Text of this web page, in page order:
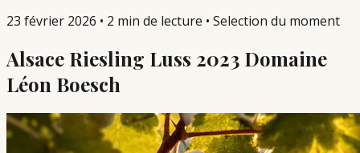
23 février 2026 • 2 min de lecture • Selection du moment
Alsace Riesling Luss 2023 Domaine
Léon Boesch